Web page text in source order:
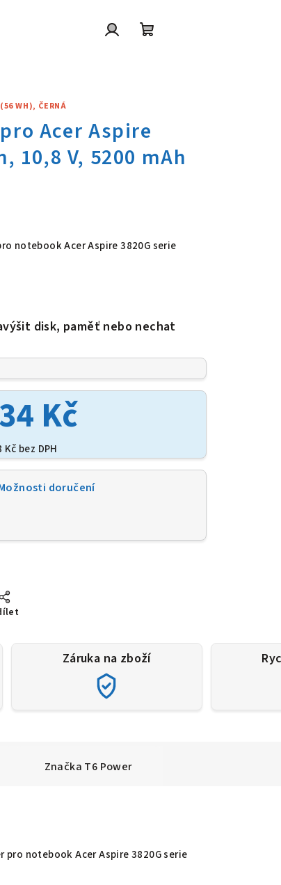
WH), ČERNÁ
Acer Aspire 3820G
notebook Acer Aspire 3820G serie
disk, paměť nebo nechat
Kč
Kč bez DPH
doručení
Záruka na zboží
Značka T6 Power
notebook Acer Aspire 3820G serie